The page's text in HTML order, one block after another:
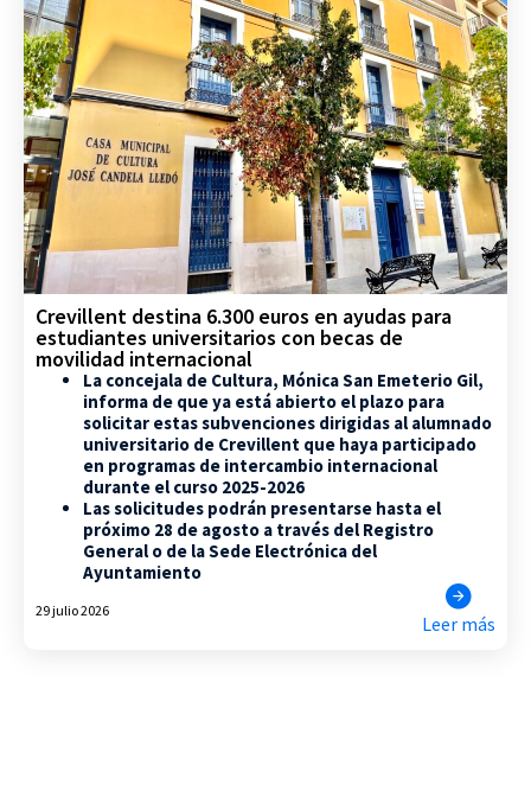
Crevillent destina 6.300 euros en ayudas para
estudiantes universitarios con becas de
movilidad internacional
La concejala de Cultura, Mónica San Emeterio Gil,
informa de que ya está abierto el plazo para
solicitar estas subvenciones dirigidas al alumnado
universitario de Crevillent que haya participado
en programas de intercambio internacional
durante el curso 2025-2026
Las solicitudes podrán presentarse hasta el
próximo 28 de agosto a través del Registro
General o de la Sede Electrónica del
Ayuntamiento
29 julio 2026
Leer más